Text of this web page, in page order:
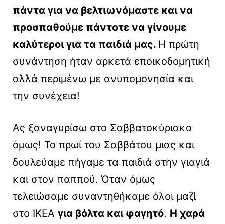
πάντα για να βελτιωνόμαστε και να
προσπαθούμε πάντοτε να γίνουμε
καλύτεροι για τα παιδιά μας. Η πρώτη
συνάντηση ήταν αρκετά εποικοδομητική
αλλά περιμένω με ανυπομονησία και
την συνέχεια!
Ας ξαναγυρίσω στο Σαββατοκύριακο
όμως! Το πρωί του Σαββάτου μιας και
δουλεύαμε πήγαμε τα παιδιά στην γιαγιά
και στον παππού. Όταν όμως
τελειώσαμε συναντηθήκαμε όλοι μαζί
στο ΙΚΕΑ για βόλτα και φαγητό. Η χαρά